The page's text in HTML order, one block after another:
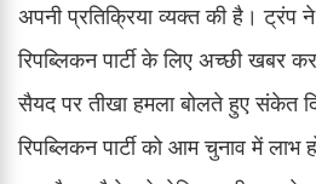
अपनी प्रतिक्रिया व्यक्त की है। ट्रंप
रिपब्लिकन पार्टी के लिए अच्छी खबर
सैयद पर तीखा हमला बोलते हुए संकेत
रिपब्लिकन पार्टी को आम चुनाव में लाभ